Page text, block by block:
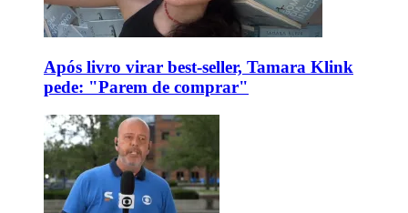
Após livro virar best-seller, Tamara Klink
pede: "Parem de comprar"